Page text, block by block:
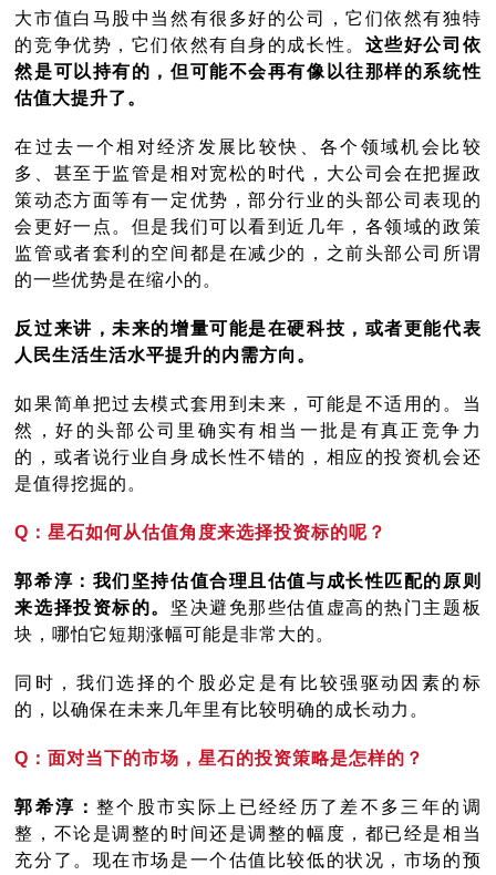
大市值白马股中当然有很多好的公司，它们依然有独特
的竞争优势，它们依然有自身的成长性。 这些好公司依
然是可以持有的，但可能不会再有像以往那样的系统性
估值大提升了。
在过去一个相对经济发展比较快、各个领域机会比较
多、甚至于监管是相对宽松的时代，大公司会在把握政
策动态方面等有一定优势，部分行业的头部公司表现的
会更好一点。但是我们可以看到近几年，各领域的政策
监管或者套利的空间都是在减少的，之前头部公司所谓
的一些优势是在缩小的。
反过来讲，未来的增量可能是在硬科技，或者更能代表
人民生活生活水平提升的内需方向。
如果简单把过去模式套用到未来，可能是不适用的。当
然，好的头部公司里确实有相当一批是有真正竞争力
的，或者说行业自身成长性不错的，相应的投资机会还
是值得挖掘的。
Q：星石如何从估值角度来选择投资标的呢？
郭希淳：我们坚持估值合理且估值与成长性匹配的原则
来选择投资标的。 坚决避免那些估值虚高的热门主题板
块，哪怕它短期涨幅可能是非常大的。
同时，我们选择的个股必定是有比较强驱动因素的标
的，以确保在未来几年里有比较明确的成长动力。
Q：面对当下的市场，星石的投资策略是怎样的？
郭希淳： 整个股市实际上已经经历了差不多三年的调
整，不论是调整的时间还是调整的幅度，都已经是相当
充分了。现在市场是一个估值比较低的状况，市场的预